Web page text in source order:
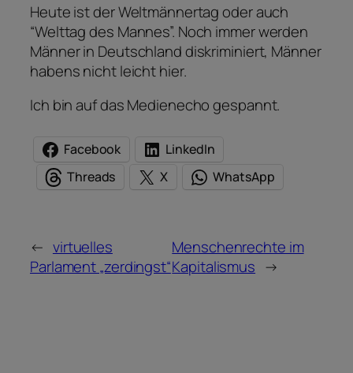
Heute ist der Weltmännertag oder auch
“Welttag des Mannes”. Noch immer werden
Männer in Deutschland diskriminiert, Männer
habens nicht leicht hier.
Ich bin auf das Medienecho gespannt.
Facebook
LinkedIn
Threads
X WhatsApp
← virtuelles
Parlament „zerdingst“
Menschenrechte im
Kapitalismus →